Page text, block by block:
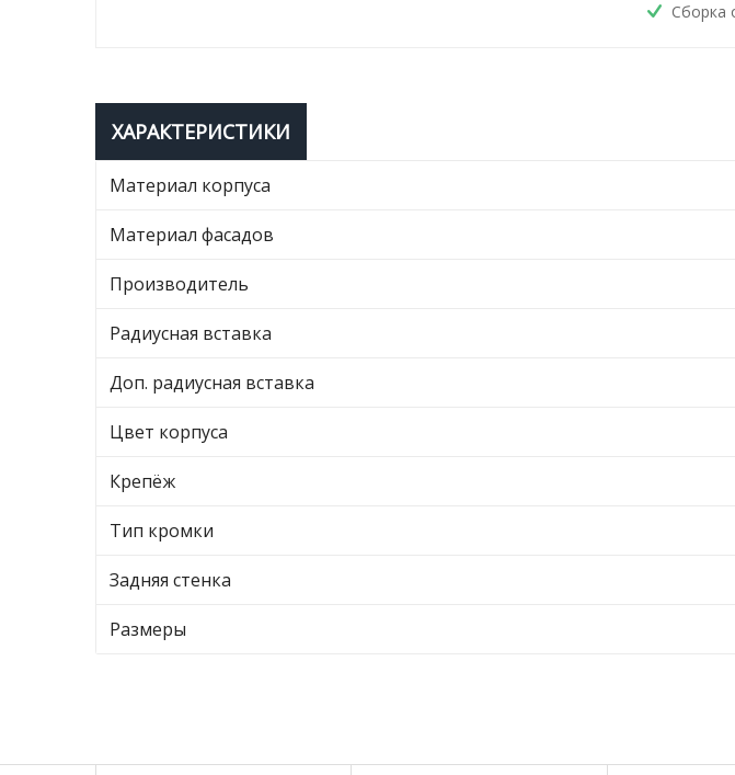
Сборка
ХАРАКТЕРИСТИКИ
Материал корпуса
Материал фасадов
Производитель
Радиусная вставка
Доп. радиусная вставка
Цвет корпуса
Крепёж
Тип кромки
Задняя стенка
Размеры